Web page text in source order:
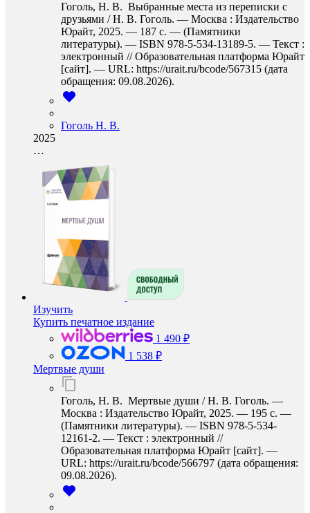
Гоголь, Н. В. Выбранные места из переписки с
друзьями / Н. В. Гоголь. — Москва : Издательство
Юрайт, 2025. — 187 с. — (Памятники
литературы). — ISBN 978-5-534-13189-5. — Текст :
электронный // Образовательная платформа Юрайт
[сайт]. — URL: https://urait.ru/bcode/567315 (дата
обращения: 09.08.2026).
Гоголь Н. В.
2025
…
Изучить
Купить печатное издание
1 490 ₽
1 538 ₽
Мертвые души
Гоголь, Н. В. Мертвые души / Н. В. Гоголь. —
Москва : Издательство Юрайт, 2025. — 195 с. —
(Памятники литературы). — ISBN 978-5-534-
12161-2. — Текст : электронный //
Образовательная платформа Юрайт [сайт]. —
URL: https://urait.ru/bcode/566797 (дата обращения:
09.08.2026).